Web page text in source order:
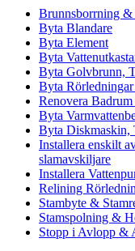
Brunnsborrning &
Byta Blandare
Byta Element
Byta
Byta Golvbrunn,
Byta
Renovera
Byta
Byta Diskmaskin,
Installera enskilt
slamavskiljare
Installera
Relining
Stambyte &
Stamspolning &
Stopp i Avlopp &